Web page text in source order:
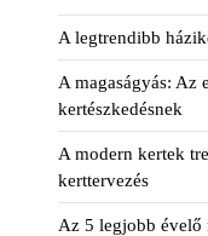
A legtrendibb
A magaságyás: Az
kertészkedésnek
A modern kertek
kerttervezés
Az 5 legjobb évelő